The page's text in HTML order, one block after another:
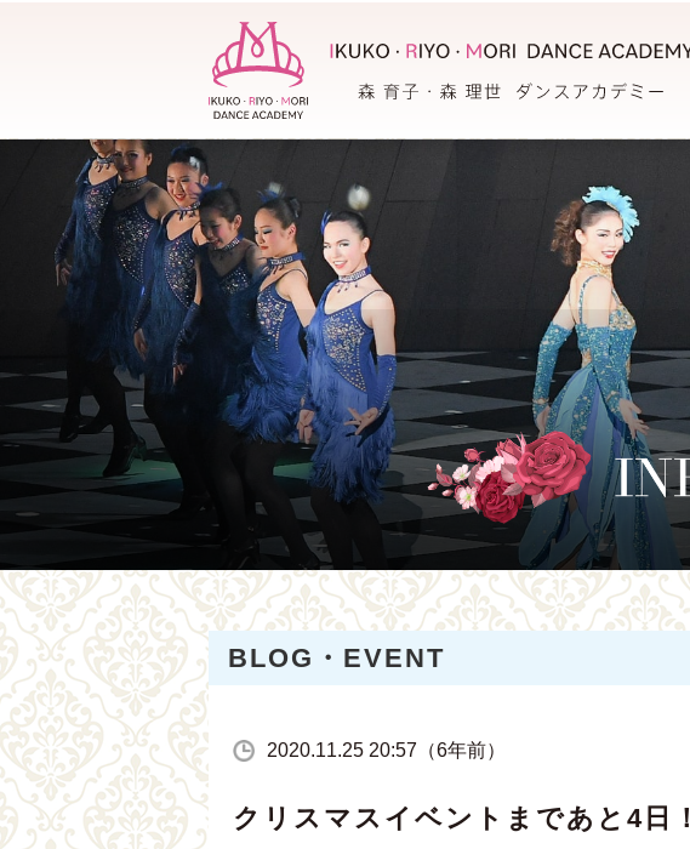
BLOG・EVENT
2020.11.25 20:57（6年前）
クリスマスイベントまであと4日！